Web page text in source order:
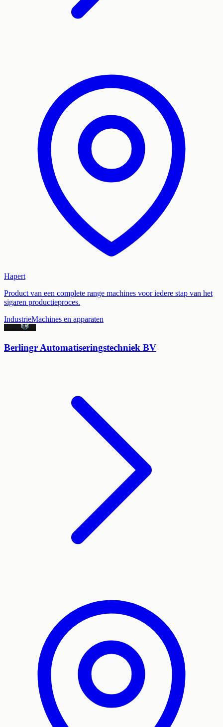
Hapert
Product van een complete range machines voor iedere stap van het
sigaren productieproces.
IndustrieMachines en apparaten
Berlingr Automatiseringstechniek BV